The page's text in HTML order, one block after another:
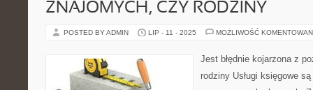
ZNAJOMYCH, CZY RODZINY
POSTED BY ADMIN LIP - 11 - 2025 MOŻLIWOŚĆ
Jest błędnie kojarzona z
rodziny Usługi księgowe